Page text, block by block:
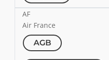
AF
Air France
AGB